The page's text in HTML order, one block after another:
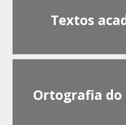
Textos
Ortografia